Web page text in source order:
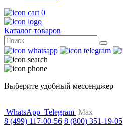
0
Каталог товаров
Поиск
for:
Выберите удобный мессенджер
WhatsApp Telegram Max
8 (499) 117-00-56 8 (800) 351-19-05